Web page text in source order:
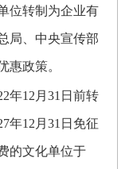
位转制为企业有
局、中央宣传部
惠政策。
年12月31日前转
年12月31日免征
的文化单位于